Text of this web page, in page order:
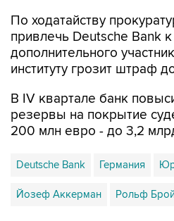
По ходатайству
привлечь Deutsche Bank
дополнительного
институту грозит штраф
В IV квартале банк
резервы на покрытие
200 млн евро - до 3,2
Deutsche Bank Германия
Йозеф Аккерман Рольф